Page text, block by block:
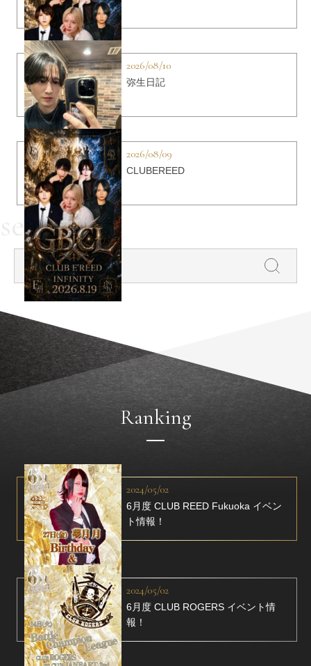
2026/08/10
弥生日記
2026/08/09
CLUBEREED
search
Ranking
2024/05/02
6月度 CLUB REED Fukuoka イベン
ト情報！
2024/05/02
6月度 CLUB ROGERS イベント情
報！